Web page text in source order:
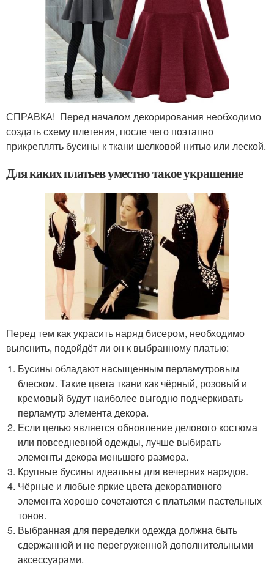
СПРАВКА! Перед началом декорирования необходимо
создать схему плетения, после чего поэтапно
прикреплять бусины к ткани шелковой нитью или леской.
Для каких платьев уместно такое украшение
Перед тем как украсить наряд бисером, необходимо
выяснить, подойдёт ли он к выбранному платью:
Бусины обладают насыщенным перламутровым
блеском. Такие цвета ткани как чёрный, розовый и
кремовый будут наиболее выгодно подчеркивать
перламутр элемента декора.
Если целью является обновление делового костюма
или повседневной одежды, лучше выбирать
элементы декора меньшего размера.
Крупные бусины идеальны для вечерних нарядов.
Чёрные и любые яркие цвета декоративного
элемента хорошо сочетаются с платьями пастельных
тонов.
Выбранная для переделки одежда должна быть
сдержанной и не перегруженной дополнительными
аксессуарами.